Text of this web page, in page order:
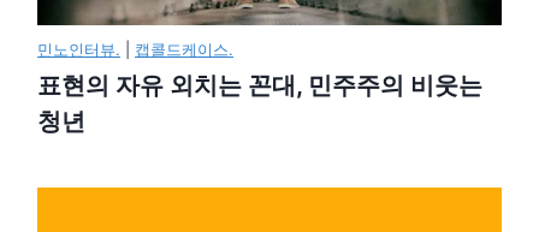
민노인터뷰. 캡콜드케이스.
표현의 자유 외치는 꼰대, 민주주의 비웃는
청년